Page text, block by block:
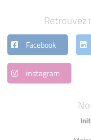
Retrouvez
Facebook
instagram